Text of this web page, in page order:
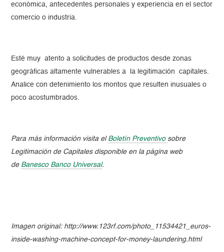
económica, antecedentes personales y experiencia en el sector
comercio o industria.
Esté muy atento a solicitudes de productos desde zonas
geográficas altamente vulnerables a la legitimación capitales.
Analice con detenimiento los montos que resulten inusuales o
poco acostumbrados.
Para más información visita el Boletín Preventivo sobre
Legitimación de Capitales disponible en la página web
de Banesco Banco Universal.
Imagen original: http://www.123rf.com/photo_11534421_euros-
inside-washing-machine-concept-for-money-laundering.html